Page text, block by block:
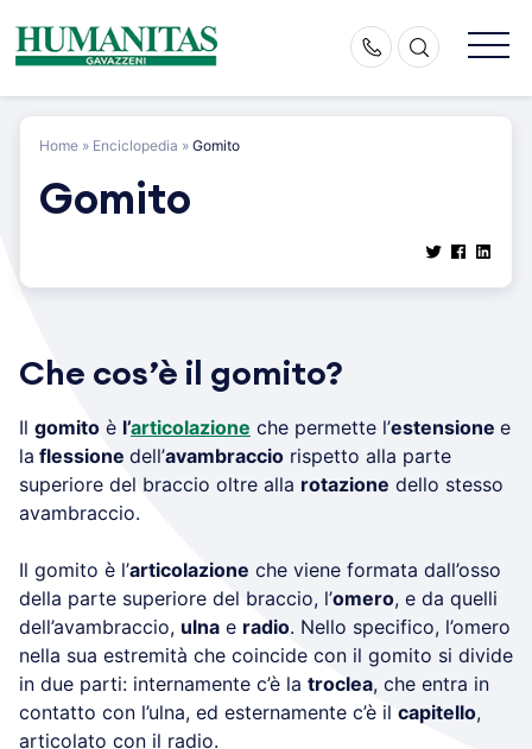
content
Home » Enciclopedia » Gomito
Gomito
Che cos’è il gomito?
Il gomito è l’articolazione che permette l’estensione e
la flessione dell’avambraccio rispetto alla parte
superiore del braccio oltre alla rotazione dello stesso
avambraccio.
Il gomito è l’articolazione che viene formata dall’osso
della parte superiore del braccio, l’omero, e da quelli
dell’avambraccio, ulna e radio. Nello specifico, l’omero
nella sua estremità che coincide con il gomito si divide
in due parti: internamente c’è la troclea, che entra in
contatto con l’ulna, ed esternamente c’è il capitello,
articolato con il radio.